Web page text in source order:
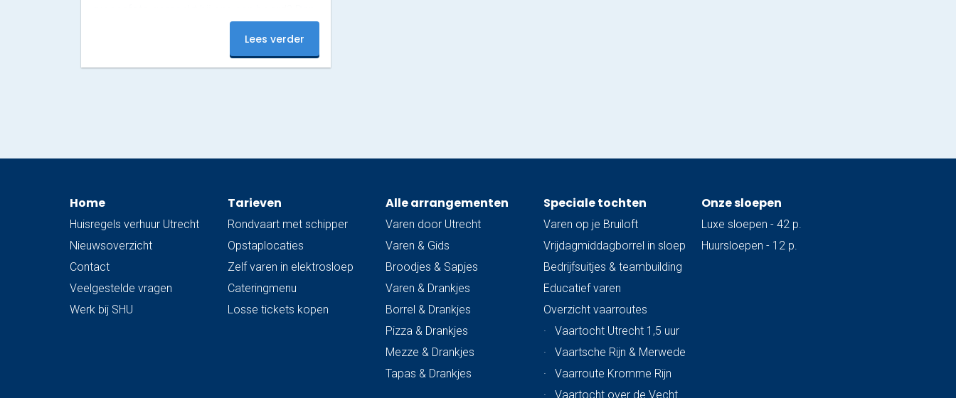
kan jij zelfs een gratis vaartocht in een
Sloepdelen-sloep winnen! Zet je foto op
Instagram of Facebook en deel deze met
Lees verder
Home
Huisregels verhuur Utrecht
Nieuwsoverzicht
Contact
Veelgestelde vragen
Werk bij SHU
Tarieven
Rondvaart met schipper
Opstaplocaties
Zelf varen in elektrosloep
Cateringmenu
Losse tickets kopen
Alle arrangementen
Varen door Utrecht
Varen & Gids
Broodjes & Sapjes
Varen & Drankjes
Borrel & Drankjes
Pizza & Drankjes
Mezze & Drankjes
Tapas & Drankjes
Speciale tochten
Varen op je Bruiloft
Vrijdagmiddagborrel in sloep
Bedrijfsuitjes & teambuilding
Educatief varen
Overzicht vaarroutes
·
Vaartocht Utrecht 1,5 uur
·
Vaartsche Rijn & Merwede
·
Vaarroute Kromme Rijn
·
Vaartocht over de Vecht
Onze sloepen
Luxe sloepen - 42 p.
Huursloepen - 12 p.